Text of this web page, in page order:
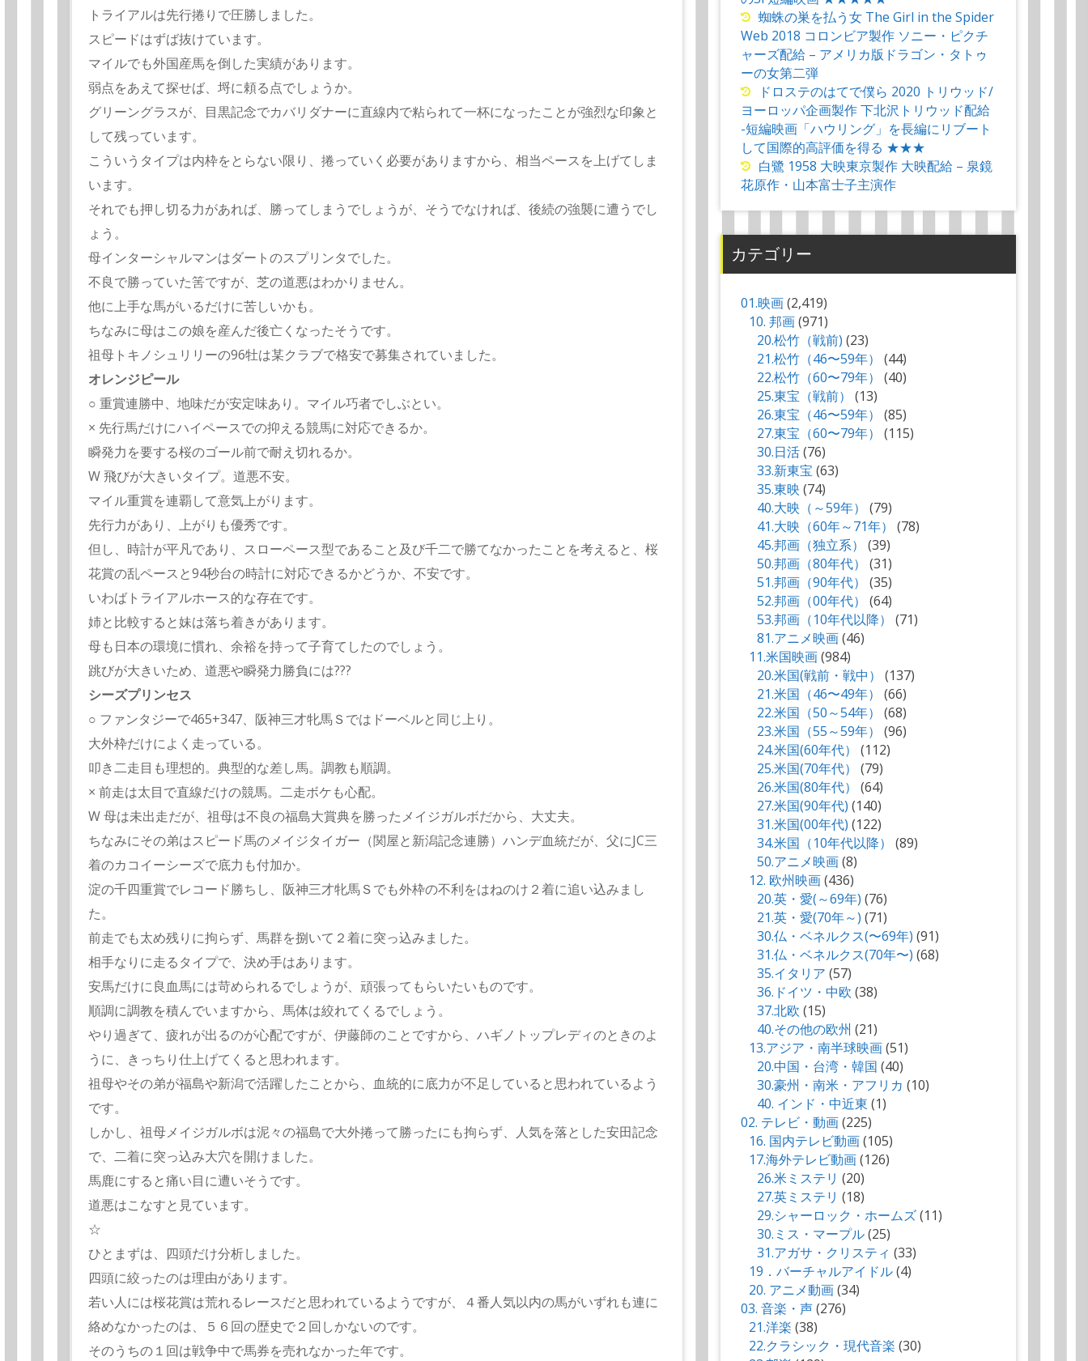
トライアルは先行捲りで圧勝しました。
スピードはずば抜けています。
マイルでも外国産馬を倒した実績があります。
弱点をあえて探せば、埒に頼る点でしょうか。
グリーングラスが、目黒記念でカバリダナーに直線内で粘られて一杯になったことが強烈な印象と
して残っています。
こういうタイプは内枠をとらない限り、捲っていく必要がありますから、相当ペースを上げてしま
います。
それでも押し切る力があれば、勝ってしまうでしょうが、そうでなければ、後続の強襲に遭うでし
ょう。
母インターシャルマンはダートのスプリンタでした。
不良で勝っていた筈ですが、芝の道悪はわかりません。
他に上手な馬がいるだけに苦しいかも。
ちなみに母はこの娘を産んだ後亡くなったそうです。
祖母トキノシュリリーの96牡は某クラブで格安で募集されていました。
オレンジピール
○ 重賞連勝中、地味だが安定味あり。マイル巧者でしぶとい。
× 先行馬だけにハイペースでの抑える競馬に対応できるか。
瞬発力を要する桜のゴール前で耐え切れるか。
W 飛びが大きいタイプ。道悪不安。
マイル重賞を連覇して意気上がります。
先行力があり、上がりも優秀です。
但し、時計が平凡であり、スローペース型であること及び千二で勝てなかったことを考えると、桜
花賞の乱ペースと94秒台の時計に対応できるかどうか、不安です。
いわばトライアルホース的な存在です。
姉と比較すると妹は落ち着きがあります。
母も日本の環境に慣れ、余裕を持って子育てしたのでしょう。
跳びが大きいため、道悪や瞬発力勝負には???
シーズプリンセス
○ ファンタジーで465+347、阪神三才牝馬Ｓではドーベルと同じ上り。
大外枠だけによく走っている。
叩き二走目も理想的。典型的な差し馬。調教も順調。
× 前走は太目で直線だけの競馬。二走ボケも心配。
W 母は未出走だが、祖母は不良の福島大賞典を勝ったメイジガルボだから、大丈夫。
ちなみにその弟はスピード馬のメイジタイガー（関屋と新潟記念連勝）ハンデ血統だが、父にJC三
着のカコイーシーズで底力も付加か。
淀の千四重賞でレコード勝ちし、阪神三才牝馬Ｓでも外枠の不利をはねのけ２着に追い込みまし
た。
前走でも太め残りに拘らず、馬群を捌いて２着に突っ込みました。
相手なりに走るタイプで、決め手はあります。
安馬だけに良血馬には苛められるでしょうが、頑張ってもらいたいものです。
順調に調教を積んでいますから、馬体は絞れてくるでしょう。
やり過ぎて、疲れが出るのが心配ですが、伊藤師のことですから、ハギノトップレディのときのよ
うに、きっちり仕上げてくると思われます。
祖母やその弟が福島や新潟で活躍したことから、血統的に底力が不足していると思われているよう
です。
しかし、祖母メイジガルボは泥々の福島で大外捲って勝ったにも拘らず、人気を落とした安田記念
で、二着に突っ込み大穴を開けました。
馬鹿にすると痛い目に遭いそうです。
道悪はこなすと見ています。
☆
ひとまずは、四頭だけ分析しました。
四頭に絞ったのは理由があります。
若い人には桜花賞は荒れるレースだと思われているようですが、４番人気以内の馬がいずれも連に
絡めなかったのは、５６回の歴史で２回しかないのです。
そのうちの１回は戦争中で馬券を売れなかった年です。
蜘蛛の巣を払う女 The Girl in the Spider
Web 2018 コロンビア製作 ソニー・ピクチ
ャーズ配給 – アメリカ版ドラゴン・タトゥ
ーの女第二弾
ドロステのはてで僕ら 2020 トリウッド/
ヨーロッパ企画製作 下北沢トリウッド配給
-短編映画「ハウリング」を長編にリブート
して国際的高評価を得る ★★★
白鷺 1958 大映東京製作 大映配給 – 泉鏡
花原作・山本富士子主演作
カテゴリー
01.映画(2,419)
10. 邦画(971)
20.松竹（戦前) (23)
21.松竹（46〜59年）
(44)
22.松竹（60〜79年）
(40)
25.東宝（戦前）
(13)
26.東宝（46〜59年）
(85)
27.東宝（60〜79年）
(115)
30.日活(76)
33.新東宝 (63)
35.東映 (74)
40.大映（～59年）
(79)
41.大映（60年～71年）
(78)
45.邦画（独立系）
(39)
50.邦画（80年代）
(31)
51.邦画（90年代）
(35)
52.邦画（00年代）
(64)
53.邦画（10年代以降）
(71)
81.アニメ映画(46)
11.米国映画(984)
20.米国(戦前・戦中）
(137)
21.米国（46〜49年）
(66)
22.米国（50～54年）
(68)
23.米国（55～59年）
(96)
24.米国(60年代）
(112)
25.米国(70年代）
(79)
26.米国(80年代）
(64)
27.米国(90年代) (140)
31.米国(00年代) (122)
34.米国（10年代以降）
(89)
50.アニメ映画(8)
12. 欧州映画(436)
20.英・愛(～69年) (76)
21.英・愛(70年～) (71)
30.仏・ベネルクス(〜69年) (91)
31.仏・ベネルクス(70年〜) (68)
35.イタリア (57)
36.ドイツ・中欧 (38)
37.北欧 (15)
40.その他の欧州 (21)
13.アジア・南半球映画(51)
20.中国・台湾・韓国 (40)
30.豪州・南米・アフリカ (10)
40. インド・中近東 (1)
02. テレビ・動画(225)
16. 国内テレビ動画(105)
17.海外テレビ動画(126)
26.米ミステリ (20)
27.英ミステリ (18)
29.シャーロック・ホームズ(11)
30.ミス・マープル(25)
31.アガサ・クリスティ (33)
19．バーチャルアイドル(4)
20. アニメ動画(34)
03. 音楽・声(276)
21.洋楽 (38)
22.クラシック・現代音楽 (30)